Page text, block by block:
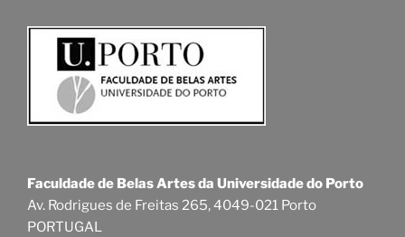
Faculdade de Belas Artes da Universidade do Porto
Av. Rodrigues de Freitas 265, 4049-021 Porto
PORTUGAL